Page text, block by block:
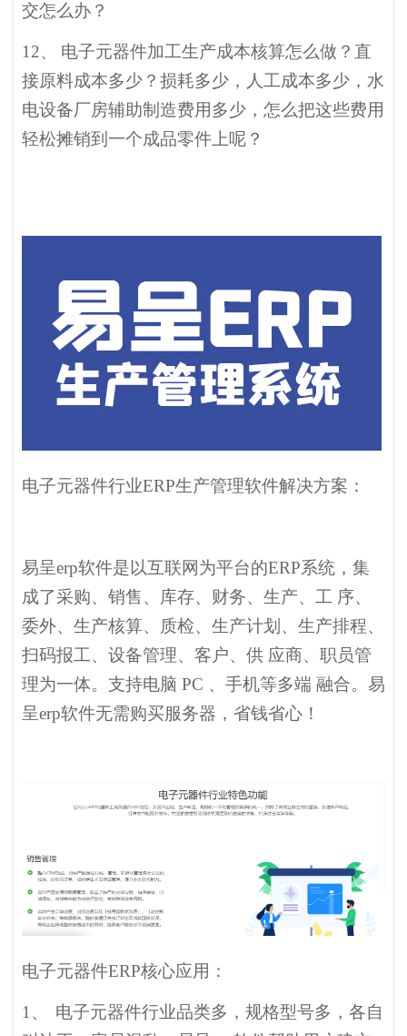
交怎么办？
12、
电子元器件加工生产成本核算怎么做？直
接原料成本多少？损耗多少，人工成本多少，水
电设备厂房辅助制造费用多少，怎么把这些费用
轻松摊销到一个成品零件上呢？
电子元器件行业ERP生产管理软件解决方案：
易呈erp软件是以互联网为平台的ERP系统，集
成了采购、销售、库存、财务、生产、工 序、
委外、生产核算、质检、生产计划、生产排程、
扫码报工、设备管理、客户、供 应商、职员管
理为一体。支持电脑 PC 、手机等多端 融合。易
呈erp软件无需购买服务器，省钱省心！
电子元器件ERP核心应用：
1、
电子元器件行业品类多，规格型号多，各自